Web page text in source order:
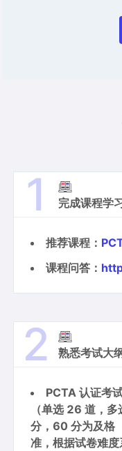
1 完成课程学
推荐课程：
课程问答：
2 熟悉考试大
PCTA 认证考
（单选 26 道，
分，60 分为及格
准，根据试卷难度